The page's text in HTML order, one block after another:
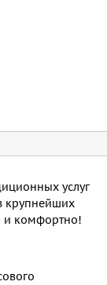
услуг
крупнейших
и комфортно!